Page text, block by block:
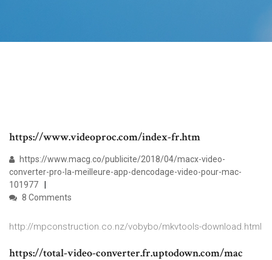
https://www.videoproc.com/index-fr.htm
https://www.macg.co/publicite/2018/04/macx-video-
converter-pro-la-meilleure-app-dencodage-video-pour-mac-
101977
8 Comments
http://mpconstruction.co.nz/vobybo/mkvtools-download.html
https://total-video-converter.fr.uptodown.com/mac